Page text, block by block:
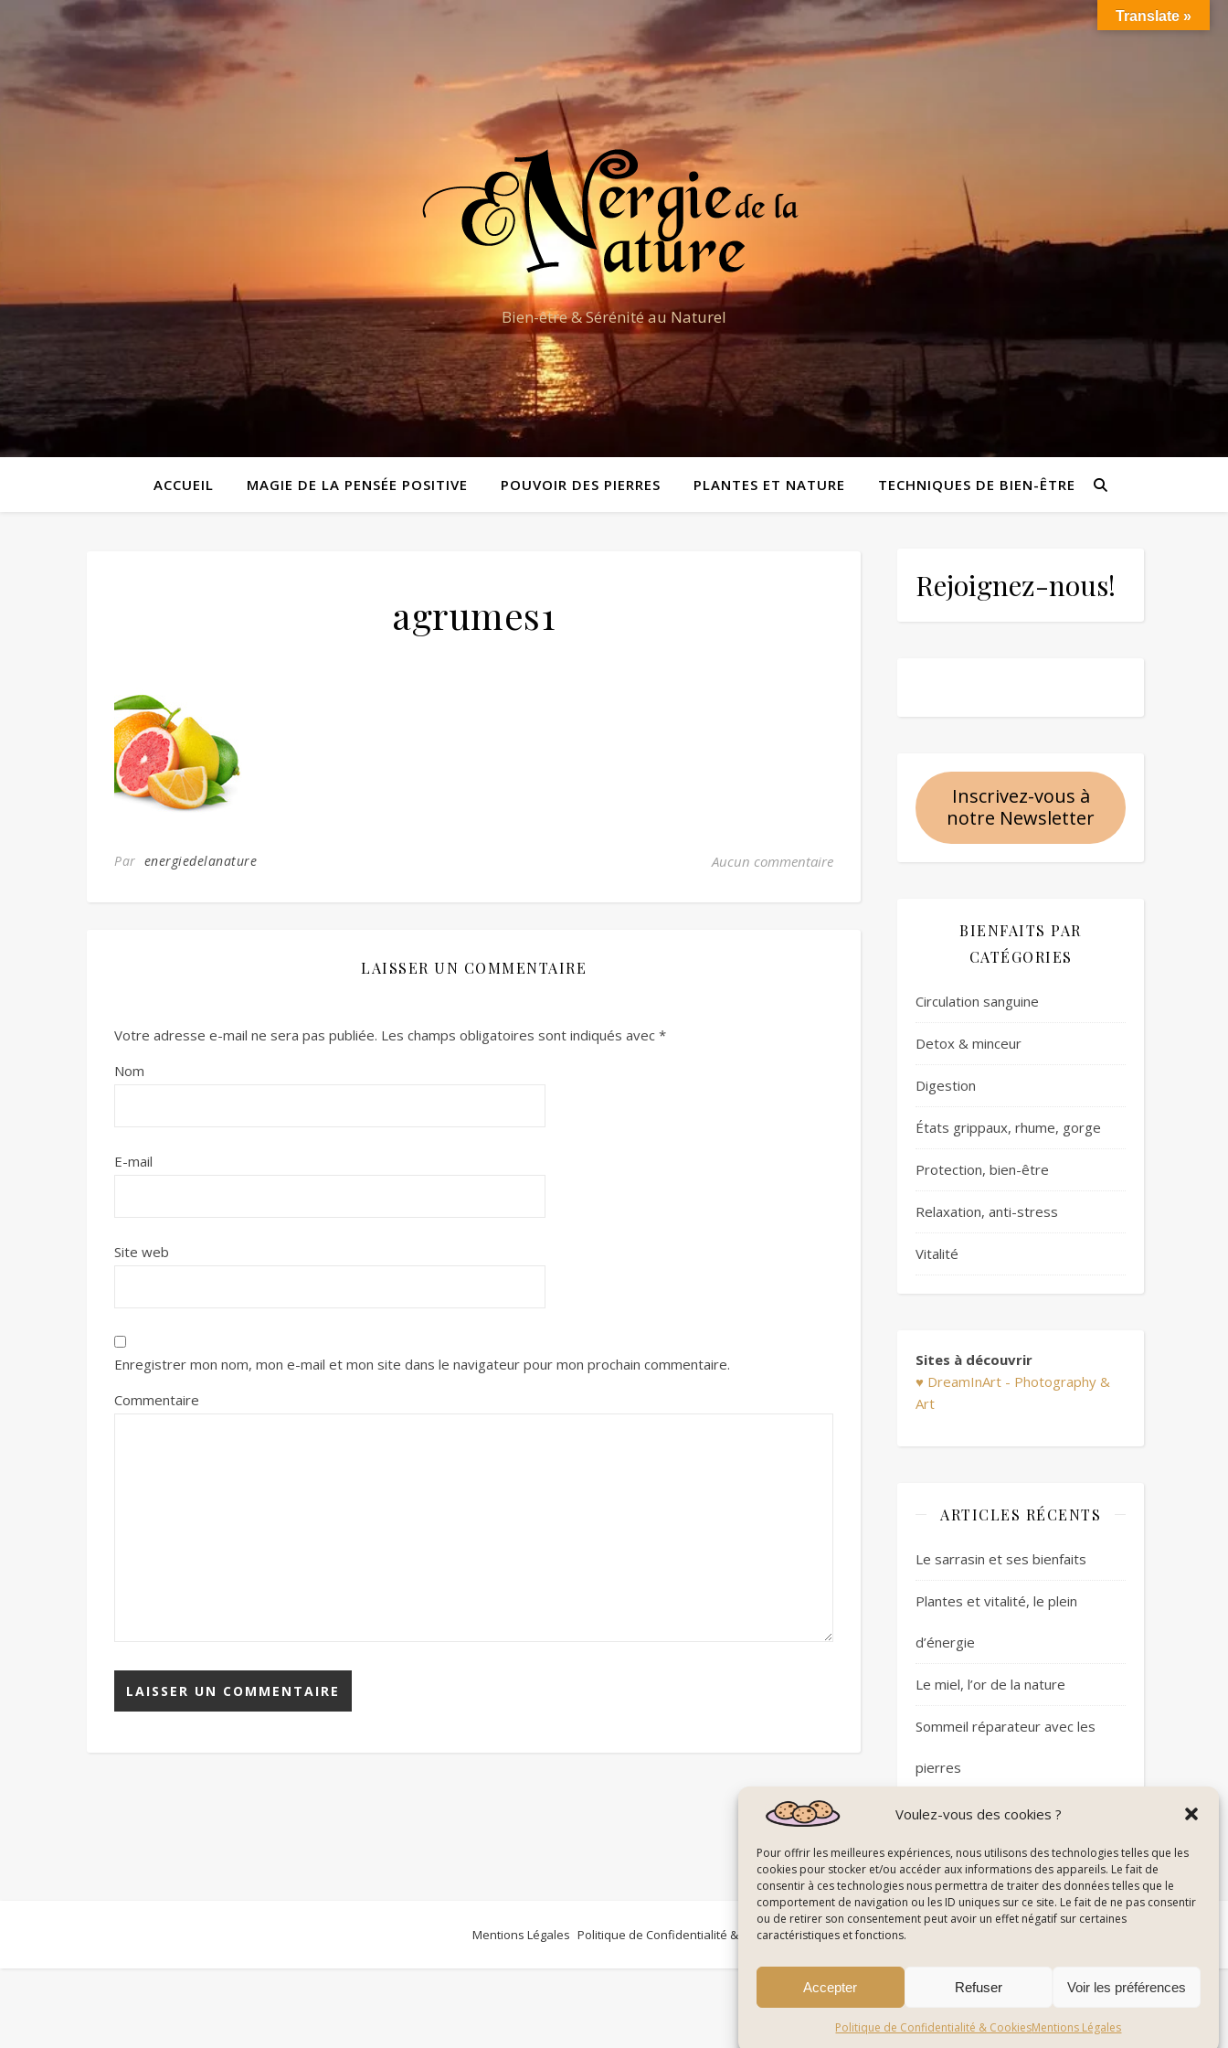
Voulez-vous des cookies ?
Pour offrir les meilleures expériences, nous utilisons des technologies telles que les
cookies pour stocker et/ou accéder aux informations des appareils. Le fait de
consentir à ces technologies nous permettra de traiter des données telles que le
comportement de navigation ou les ID uniques sur ce site. Le fait de ne pas consentir
ou de retirer son consentement peut avoir un effet négatif sur certaines
caractéristiques et fonctions.
Accepter Refuser Voir les préférences
Politique de Confidentialité & CookiesMentions Légales
Bien-être & Sérénité au Naturel
ACCUEIL MAGIE DE LA PENSÉE POSITIVE POUVOIR DES PIERRES PLANTES ET NATURE TECHNIQUES DE BIEN-ÊTRE
agrumes1
Par energiedelanature Aucun commentaire
LAISSER UN COMMENTAIRE
Votre adresse e-mail ne sera pas publiée. Les champs obligatoires sont indiqués avec *
Nom
E-mail
Site web
Enregistrer mon nom, mon e-mail et mon site dans le navigateur pour mon prochain commentaire.
Commentaire
Rejoignez-nous!
Inscrivez-vous à
notre Newsletter
BIENFAITS PAR
CATÉGORIES
Circulation sanguine
Detox & minceur
Digestion
États grippaux, rhume, gorge
Protection, bien-être
Relaxation, anti-stress
Vitalité
Sites à découvrir
♥ DreamInArt - Photography &
Art
ARTICLES RÉCENTS
Le sarrasin et ses bienfaits
Plantes et vitalité, le plein
d’énergie
Le miel, l’or de la nature
Sommeil réparateur avec les
pierres
Plantes et circulation sanguine
© All Right Reserved Energie De La Nature
Mentions Légales Politique de Confidentialité & Cookies Plan du Site
Translate »